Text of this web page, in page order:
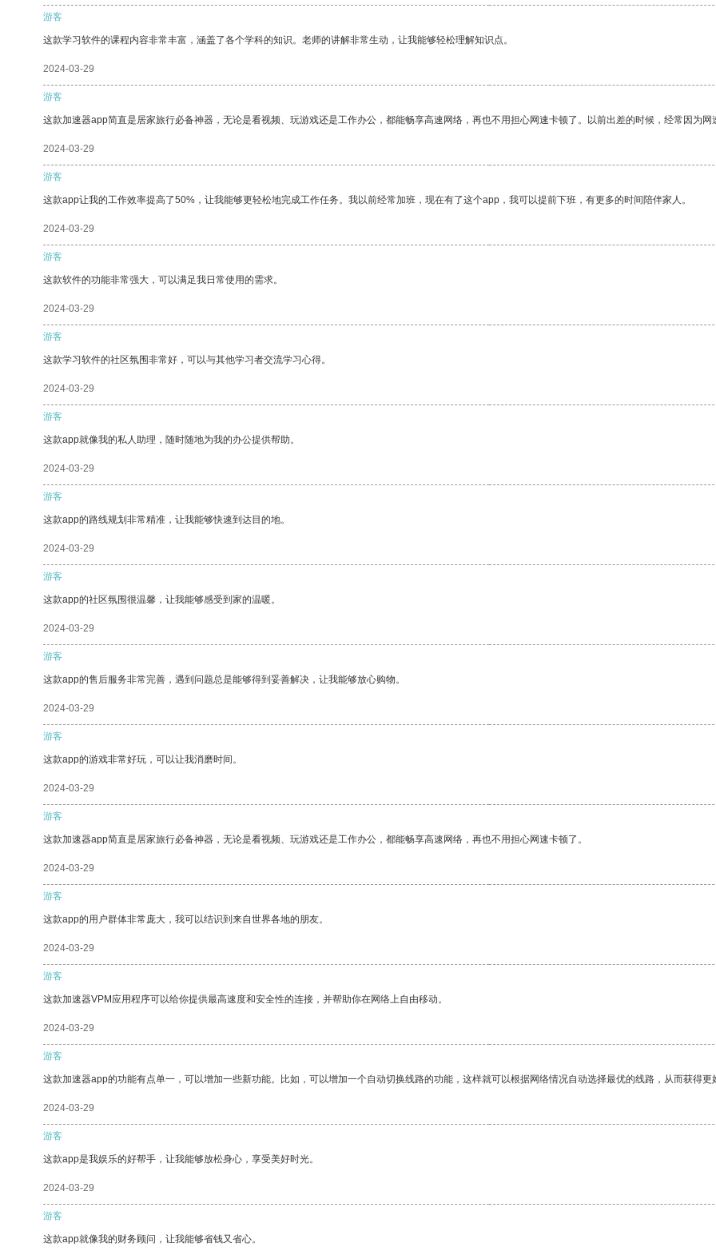
游客
这款学习软件的课程内容非常丰富，涵盖了各个学科的知识。老师的讲解非常生动，让我能够轻松理解知识点。
2024-03-29
游客
这款加速器app简直是居家旅行必备神器，无论是看视频、玩游戏还是工作办公，都能畅享高速网络，再也不用担心网速卡顿了。以前出差的时候，经常因为
2024-03-29
游客
这款app让我的工作效率提高了50%，让我能够更轻松地完成工作任务。我以前经常加班，现在有了这个app，我可以提前下班，有更多的时间陪伴家人。
2024-03-29
游客
这款软件的功能非常强大，可以满足我日常使用的需求。
2024-03-29
游客
这款学习软件的社区氛围非常好，可以与其他学习者交流学习心得。
2024-03-29
游客
这款app就像我的私人助理，随时随地为我的办公提供帮助。
2024-03-29
游客
这款app的路线规划非常精准，让我能够快速到达目的地。
2024-03-29
游客
这款app的社区氛围很温馨，让我能够感受到家的温暖。
2024-03-29
游客
这款app的售后服务非常完善，遇到问题总是能够得到妥善解决，让我能够放心购物。
2024-03-29
游客
这款app的游戏非常好玩，可以让我消磨时间。
2024-03-29
游客
这款加速器app简直是居家旅行必备神器，无论是看视频、玩游戏还是工作办公，都能畅享高速网络，再也不用担心网速卡顿了。
2024-03-29
游客
这款app的用户群体非常庞大，我可以结识到来自世界各地的朋友。
2024-03-29
游客
这款加速器VPM应用程序可以给你提供最高速度和安全性的连接，并帮助你在网络上自由移动。
2024-03-29
游客
这款加速器app的功能有点单一，可以增加一些新功能。比如，可以增加一个自动切换线路的功能，这样就可以根据网络情况自动选择最优的线路，从而获得更
2024-03-29
游客
这款app是我娱乐的好帮手，让我能够放松身心，享受美好时光。
2024-03-29
游客
这款app就像我的财务顾问，让我能够省钱又省心。